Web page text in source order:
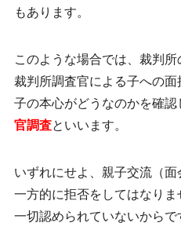
もあります。
このような場合では、裁判所
裁判所調査官による子への面
子の本心がどうなのかを確
官調査といいます。
いずれにせよ、親子交流（面
一方的に拒否をしてはなり
一切認められていないから